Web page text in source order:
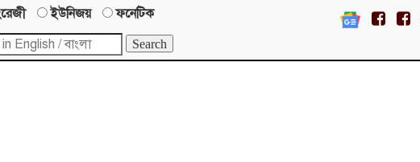
ইউনিজয় ফনেটিক